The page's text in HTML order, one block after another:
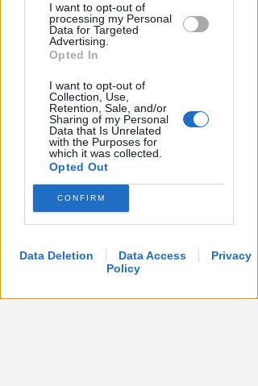
I want to opt-out of
processing my Personal
Data for Targeted
Advertising.
Opted In
I want to opt-out of
Collection, Use,
Retention, Sale, and/or
Sharing of my Personal
Data that Is Unrelated
with the Purposes for
which it was collected.
Opted Out
CONFIRM
Data Deletion Data Access
Privacy
Policy
LUNEDÌ IN DIRETTA DALLE 20:50
Calcio.Basket speciale girone B
di Eccellenza e preparazione
Rimini, su Icaro TV
Icaro Sport